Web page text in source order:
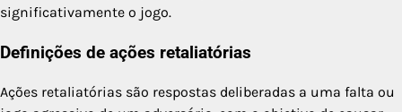
significativamente o jogo.
Definições de ações retaliatórias
Ações retaliatórias são respostas deliberadas a uma falta ou